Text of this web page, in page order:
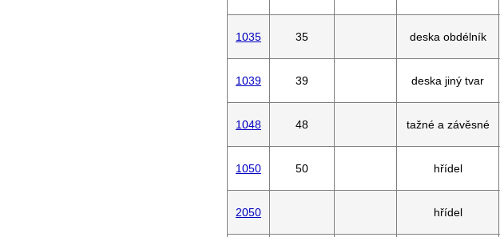
1035 35 deska obdélník
1039 39 deska jiný tvar
1048 48 tažné a závěsné
1050 50 hřídel
2050 hřídel